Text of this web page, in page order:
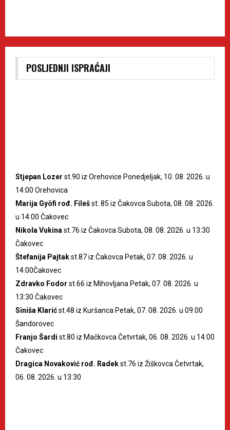
POSLJEDNJI ISPRAĆAJI
Stjepan Lozer st.90 iz Orehovice Ponedjeljak, 10. 08. 2026. u
14:00 Orehovica
Marija Gyöfi rođ. Filešst. 85 iz Čakovca Subota, 08. 08. 2026.
u 14:00 Čakovec
Nikola Vukina st.76 iz Čakovca Subota, 08. 08. 2026. u 13:30
Čakovec
Štefanija Pajtakst.87 iz Čakovca Petak, 07. 08. 2026. u
14:00Čakovec
Zdravko Fodor st.66 iz Mihovljana Petak, 07. 08. 2026. u
13:30 Čakovec
Siniša Klarićst.48 iz Kuršanca Petak, 07. 08. 2026. u 09:00
Šandorovec
Franjo Šardi st.80 iz Mačkovca Četvrtak, 06. 08. 2026. u 14:00
Čakovec
Dragica Novaković rođ. Radekst.76 iz Žiškovca Četvrtak,
06. 08. 2026. u 13:30